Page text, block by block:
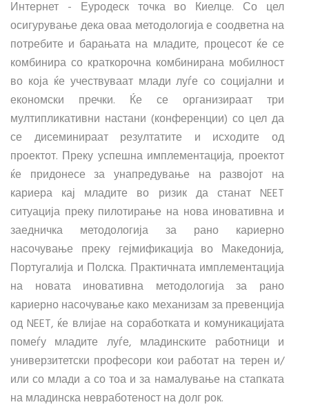
Интернет - Еуродеск точка во Киелце. Со цел
осигурување дека оваа методологија е соодветна на
потребите и барањата на младите, процесот ќе се
комбинира со краткорочна комбинирана мобилност
во која ќе учествуваат млади луѓе со социјални и
економски пречки. Ќе се организираат три
мултипликативни настани (конференции) со цел да
се дисеминираат резултатите и исходите од
проектот. Преку успешна имплементација, проектот
ќе придонесе за унапредување на развојот на
кариера кај младите во ризик да станат NEET
ситуација преку пилотирање на нова иновативна и
заедничка методологија за рано кариерно
насочување преку гејмификација во Македонија,
Португалија и Полска. Практичната имплементација
на новата иновативна методологија за рано
кариерно насочување како механизам за превенција
од NEET, ќе влијае на соработката и комуникацијата
помеѓу младите луѓе, младинските работници и
универзитетски професори кои работат на терен и/
или со млади а со тоа и за намалување на стапката
на младинска невработеност на долг рок.